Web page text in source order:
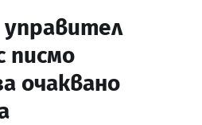
писмо
очаквано